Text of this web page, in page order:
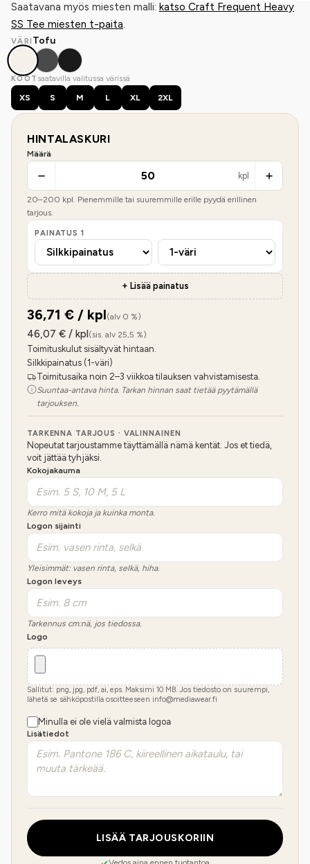
Saatavana myös miesten malli: katso Craft Frequent Heavy
SS Tee miesten t-paita.
VÄRI Tofu
KOOT saatavilla valitussa värissä
XS
S M L XL 2XL
HINTALASKURI
Määrä
kpl
20–200 kpl. Pienemmille tai suuremmille erille pyydä erillinen
tarjous.
PAINATUS 1
+ Lisää painatus
36,71 € / kpl(alv 0 %)
46,07 € / kpl(sis. alv 25,5 %)
Toimituskulut sisältyvät hintaan.
Silkkipainatus (1-väri)
Toimitusaika noin 2–3 viikkoa tilauksen vahvistamisesta.
Suuntaa-antava hinta. Tarkan hinnan saat tietää pyytämällä
tarjouksen.
TARKENNA TARJOUS · VALINNAINEN
Nopeutat tarjoustamme täyttämällä nämä kentät. Jos et tiedä,
voit jättää tyhjäksi.
Kokojakauma
Kerro mitä kokoja ja kuinka monta.
Logon sijainti
Yleisimmät: vasen rinta, selkä, hiha.
Logon leveys
Tarkennus cm:nä, jos tiedossa.
Logo
Sallitut: png, jpg, pdf, ai, eps. Maksimi 10 MB. Jos tiedosto on suurempi,
lähetä se sähköpostilla osoitteeseen info@mediawear.fi
Minulla ei ole vielä valmista logoa
Lisätiedot
LISÄÄ TARJOUSKORIIN